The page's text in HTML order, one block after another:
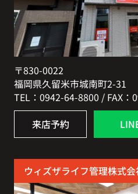
〒830-0022
福岡県久留米市城南町2-31
TEL：0942-64-8800 / FAX：
来店予約
ウィズザライフ管理株式会